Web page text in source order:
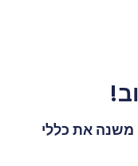
את כללי